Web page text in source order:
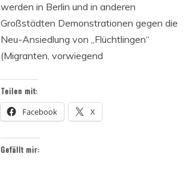
werden in Berlin und in anderen
Großstädten Demonstrationen gegen die
Neu-Ansiedlung von „Flüchtlingen“
(Migranten, vorwiegend
Teilen mit:
Facebook X
Gefällt mir: